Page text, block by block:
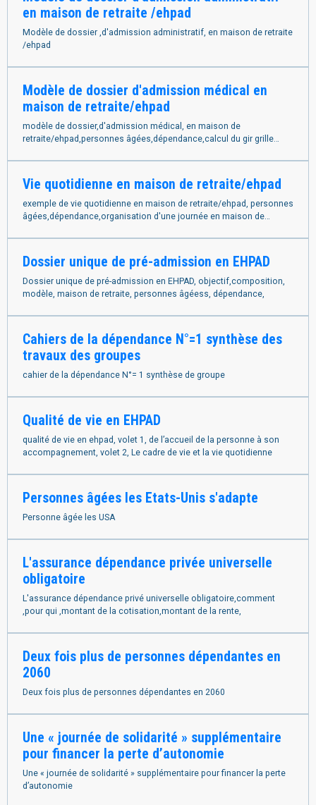
en maison de retraite /ehpad
Modèle de dossier ,d'admission administratif, en maison de retraite
/ehpad
Modèle de dossier d'admission médical en
maison de retraite/ehpad
modèle de dossier,d'admission médical, en maison de
retraite/ehpad,personnes âgées,dépendance,calcul du gir grille
Vie quotidienne en maison de retraite/ehpad
exemple de vie quotidienne en maison de retraite/ehpad, personnes
âgées,dépendance,organisation d'une journée en maison de
Dossier unique de pré-admission en EHPAD
Dossier unique de pré-admission en EHPAD, objectif,composition,
modèle, maison de retraite, personnes âgéess, dépendance,
Cahiers de la dépendance N°=1 synthèse des
travaux des groupes
cahier de la dépendance N°= 1 synthèse de groupe
Qualité de vie en EHPAD
qualité de vie en ehpad, volet 1, de l’accueil de la personne à son
accompagnement, volet 2, Le cadre de vie et la vie quotidienne
Personnes âgées les Etats-Unis s'adapte
Personne âgée les USA
L'assurance dépendance privée universelle
obligatoire
L'assurance dépendance privé universelle obligatoire,comment
,pour qui ,montant de la cotisation,montant de la rente,
Deux fois plus de personnes dépendantes en
2060
Deux fois plus de personnes dépendantes en 2060
Une « journée de solidarité » supplémentaire
pour financer la perte d’autonomie
Une « journée de solidarité » supplémentaire pour financer la perte
d’autonomie